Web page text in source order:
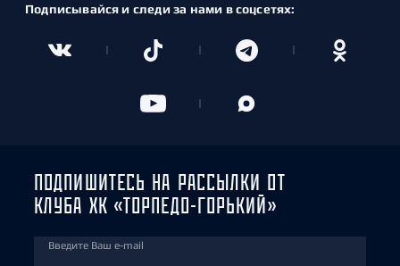
Подписывайся и следи за нами в соцсетях:
ПОДПИШИТЕСЬ НА РАССЫЛКИ ОТ
КЛУБА ХК «ТОРПЕДО-ГОРЬКИЙ»
Введите Ваш e-mail